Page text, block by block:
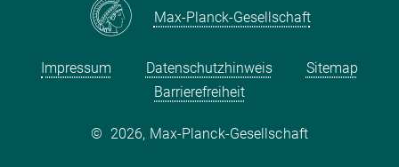
Max-Planck-Gesellschaft
Impressum Datenschutzhinweis
Sitemap
Barrierefreiheit
© 2026, Max-Planck-Gesellschaft